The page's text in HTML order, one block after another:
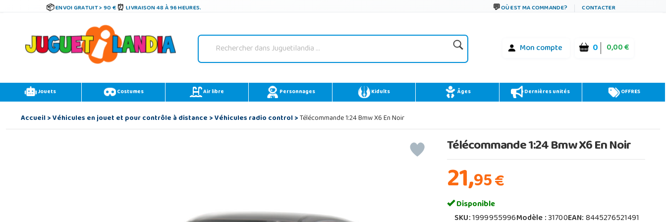
ENVOI GRATUIT > 90 € LIVRAISON 48 À 96 HEURES. OÙ EST MA COMMANDE? CONTACTER
Mon compte 0 0,00 €
Jouets Costumes Air libre Personnages Kidults Âges Dernières unités OFFRES
Accueil>Véhicules en jouet et pour contrôle à distance>Véhicules radio control>Télécommande 1:24 Bmw X6 En Noir
Télécommande 1:24 Bmw X6 En Noir
21,95€
Disponible
SKU:1999955996Modèle :31700EAN:8445276521491